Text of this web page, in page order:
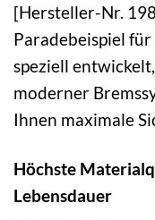
[Hersteller-Nr.
Paradebeispiel
speziell
moderner
Ihnen maximale
Höchste
Lebensdauer